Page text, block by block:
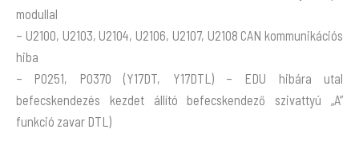
modullal
– U2100, U2103, U2104, U2106, U2107, U2108 CAN kommunikációs
hiba
– P0251, P0370 (Y17DT, Y17DTL) – EDU hibára utal
befecskendezés kezdet állító befecskendező szivattyú „A”
funkció zavar DTL)